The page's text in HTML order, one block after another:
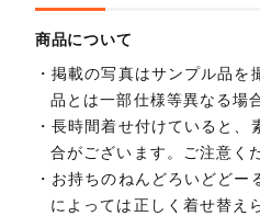
商品について
掲載の写真はサンプル品を
品とは一部仕様等異なる場
長時間着せ付けていると、
合がございます。ご注意く
お持ちのねんどろいどどー
によっては正しく着せ替え